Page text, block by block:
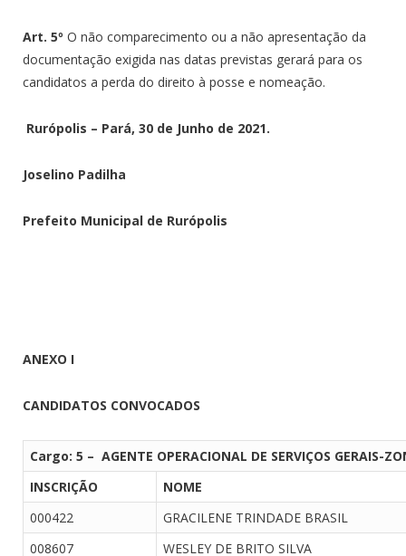
Art. 5º O não comparecimento ou a não apresentação da
documentação exigida nas datas previstas gerará para os
candidatos a perda do direito à posse e nomeação.
Rurópolis – Pará, 30 de Junho de 2021.
Joselino Padilha
Prefeito Municipal de Rurópolis
ANEXO I
CANDIDATOS CONVOCADOS
Cargo: 5 – AGENTE OPERACIONAL DE SERVIÇOS GERAIS-
INSCRIÇÃO
NOME
000422
GRACILENE TRINDADE BRASIL
008607
WESLEY DE BRITO SILVA